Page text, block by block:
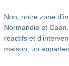
Non, notre zone
Normandie et
réactifs et
maison, un